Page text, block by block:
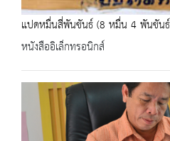
แปดหมื่นสี่พันขันธ์ (8 หมื่น 4 พันขัน
หนังสืออิเล็กทรอนิกส์